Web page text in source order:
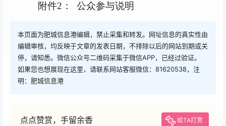
附件2： 公众参与说明
本页面为肥城信息港编辑，禁止采集和转发。网址信息的真实性由
编辑审核，均反映于文章的发表日期，不排除以后的网站到期或关
停，请知悉。微信公众号二维码采集于微信APP，已经过验证。
如果您也想展现在这里，请联系网站客服微信：81620538，注
明：肥城信息港
点点赞赏，手留余香 给TA打赏